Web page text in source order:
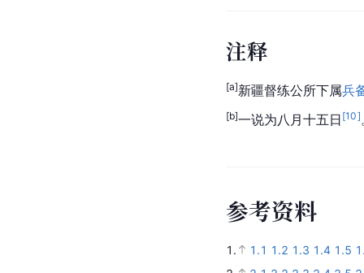
注释
[a]新疆督练公所下属兵
[b]一说为八月十五日 [10]
参考资料
1. 1.1 1.2 1.3 1.4 1.5